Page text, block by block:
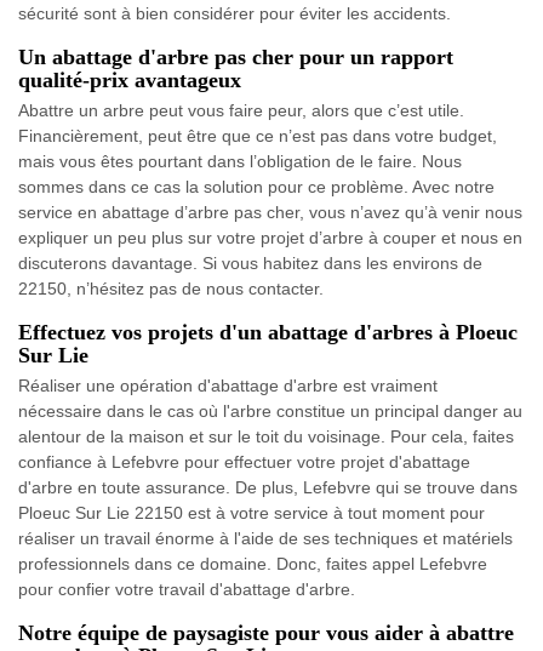
sécurité sont à bien considérer pour éviter les accidents.
Un abattage d'arbre pas cher pour un rapport
qualité-prix avantageux
Abattre un arbre peut vous faire peur, alors que c’est utile.
Financièrement, peut être que ce n’est pas dans votre budget,
mais vous êtes pourtant dans l’obligation de le faire. Nous
sommes dans ce cas la solution pour ce problème. Avec notre
service en abattage d’arbre pas cher, vous n’avez qu’à venir nous
expliquer un peu plus sur votre projet d’arbre à couper et nous en
discuterons davantage. Si vous habitez dans les environs de
22150, n’hésitez pas de nous contacter.
Effectuez vos projets d'un abattage d'arbres à Ploeuc
Sur Lie
Réaliser une opération d'abattage d'arbre est vraiment
nécessaire dans le cas où l'arbre constitue un principal danger au
alentour de la maison et sur le toit du voisinage. Pour cela, faites
confiance à Lefebvre pour effectuer votre projet d'abattage
d'arbre en toute assurance. De plus, Lefebvre qui se trouve dans
Ploeuc Sur Lie 22150 est à votre service à tout moment pour
réaliser un travail énorme à l'aide de ses techniques et matériels
professionnels dans ce domaine. Donc, faites appel Lefebvre
pour confier votre travail d'abattage d'arbre.
Notre équipe de paysagiste pour vous aider à abattre